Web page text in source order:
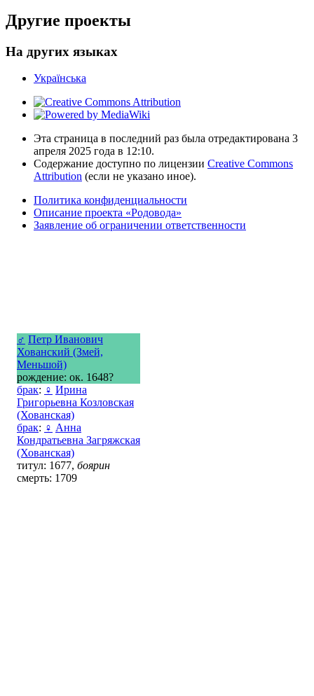
♂ Петр Иванович
Хованский (Змей,
Меньшой)
рождение: ок. 1648?
брак: ♀ Ирина
Григорьевна Козловская
(Хованская)
брак: ♀ Анна
Кондратьевна Загряжская
(Хованская)
титул: 1677, боярин
смерть: 1709
Другие проекты
На других языках
Українська
Эта страница в последний раз была отредактирована 3
апреля 2025 года в 12:10.
Содержание доступно по лицензии Creative Commons
Attribution (если не указано иное).
Политика конфиденциальности
Описание проекта «Родовода»
Заявление об ограничении ответственности